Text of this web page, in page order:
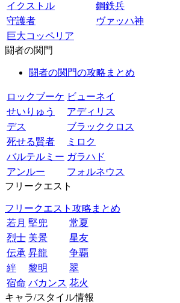
イクストル
鋼鉄兵
守護者
ヴァッハ神
巨大コッペリア
闘者の関門
闘者の関門の攻略まとめ
ロックブーケ ビューネイ
せいりゅう
アディリス
デス
ブラッククロス
死せる賢者
ミロク
バルテルミー ガラハド
アンルー
フォルネウス
フリークエスト
フリークエスト攻略まとめ
若月 堅兜
常夏
烈士 美景
星友
伝承 昇龍
争覇
絆
黎明
翠
宿命 バカンス 花火
キャラ/スタイル情報